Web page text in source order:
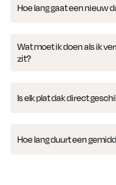
Hoe lang gaat een nieuw
Wat moet ik doen als ik
zit?
Is elk plat dak direct
Hoe lang duurt een